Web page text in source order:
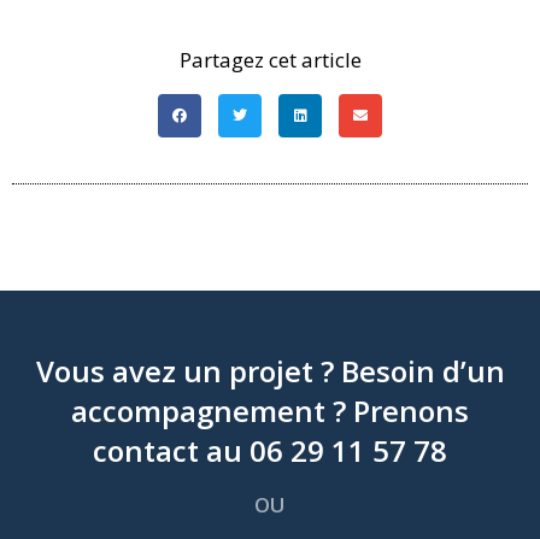
Partagez cet article
Vous avez un projet ? Besoin d’un
accompagnement ? Prenons
contact au 06 29 11 57 78
OU